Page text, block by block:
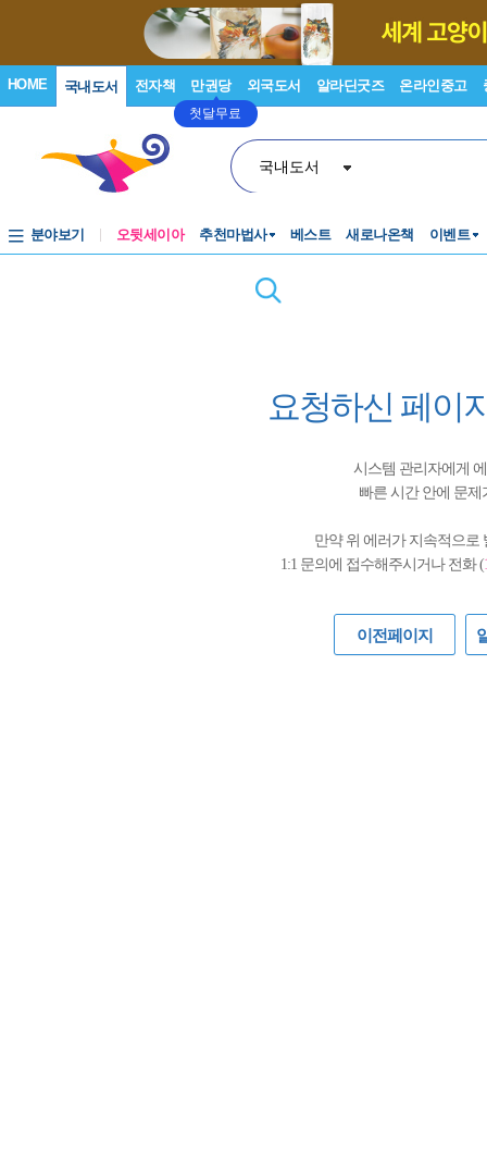
HOME 국내도서 전자책 만권당
첫달무료
외국도서 알라딘굿즈 온라인중고
국내도서
분야보기 오뒷세이아 추천마법사 베스트 새로나온책 이벤트
요청하신 페이
시스템 관리자에게
빠른 시간 안에 문
만약 위 에러가 지속적으로
1:1 문의에 접수해주시거나 전화 (
이전페이지